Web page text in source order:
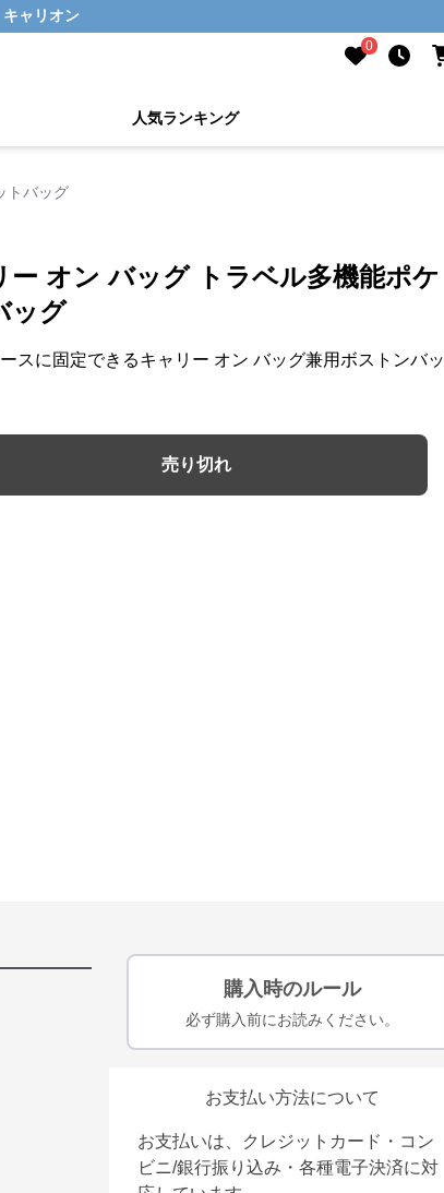
ャリオン
0
人気ランキング
トバッグ
ー オン バッグ トラベル多機能ポケ
ッグ
スに固定できるキャリー オン バッグ兼用ボストンバッ
売り切れ
購入時のルール
必ず購入前にお読みください。
お支払い方法について
お支払いは、クレジットカード・コン
ビニ/銀行振り込み・各種電子決済に対